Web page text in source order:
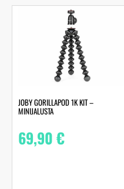
JOBY GORILLAPOD 1K KIT –
MINIJALUSTA
69,90€